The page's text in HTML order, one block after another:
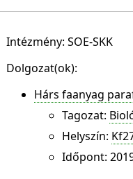
Intézmény: SOE-SKK
Dolgozat(ok):
Hárs faanyag
Tagozat:
Helyszín:
Időpont: